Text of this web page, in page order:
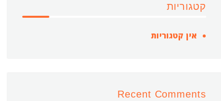
קטגוריות
אין קטגוריות
Recent Comments